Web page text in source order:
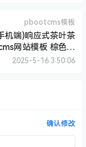
pbootcms模板
机端)响应式茶叶茶
网站模板 棕色复
古茶具网站源码下载
2025-5-16 3:50:06
确认修改